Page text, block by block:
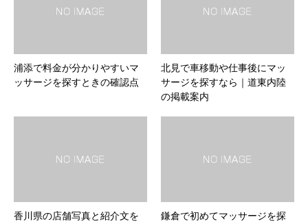
浦添で料金が分かりやすいマ
ッサージを探すときの確認点
北見で車移動や仕事後にマッ
サージを探すなら｜道東内陸
の掲載案内
香川県の店舗写真と紹介文を
鎌倉で初めてマッサージを探